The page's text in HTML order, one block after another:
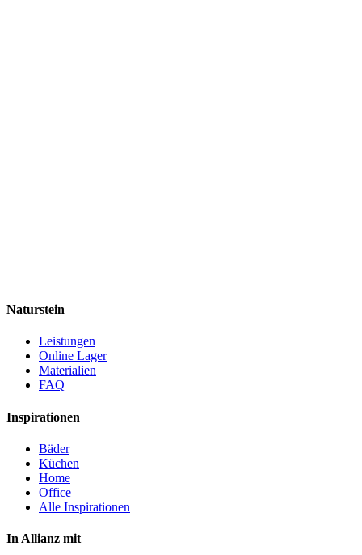
Naturstein
Leistungen
Online Lager
Materialien
FAQ
Inspirationen
Bäder
Küchen
Home
Office
Alle Inspirationen
In Allianz mit